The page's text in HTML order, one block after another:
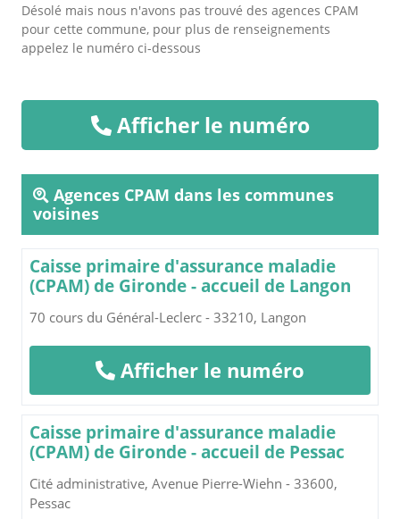
Désolé mais nous n'avons pas trouvé des agences CPAM
pour cette commune, pour plus de renseignements
appelez le numéro ci-dessous
Afficher le numéro
Agences CPAM dans les communes
voisines
Caisse primaire d'assurance maladie
(CPAM) de Gironde - accueil de Langon
70 cours du Général-Leclerc - 33210, Langon
Afficher le numéro
Caisse primaire d'assurance maladie
(CPAM) de Gironde - accueil de Pessac
Cité administrative, Avenue Pierre-Wiehn - 33600,
Pessac